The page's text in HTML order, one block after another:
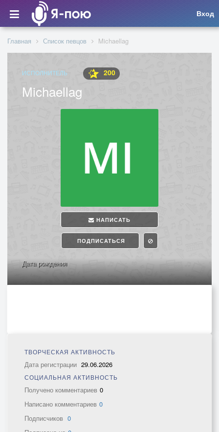
Вход
Главная Список певцов Michaellag
ИСПОЛНИТЕЛЬ 200
Michaellag
НАПИСАТЬ
ПОДПИСАТЬСЯ
Дата рождения
ТВОРЧЕСКАЯ АКТИВНОСТЬ
Дата регистрации 29.06.2026
СОЦИАЛЬНАЯ АКТИВНОСТЬ
Получено комментариев 0
Написано комментариев 0
Подписчиков 0